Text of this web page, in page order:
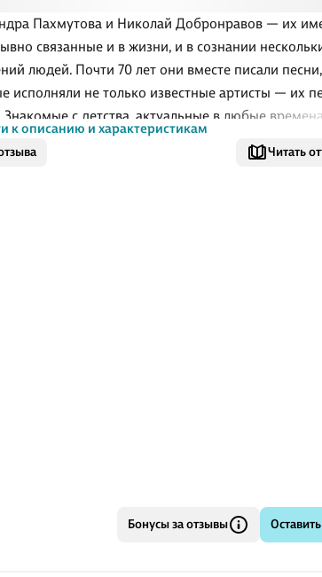
Читать
Пахмутова и Николай Добронравов — их
связанные и в жизни, и в сознании
людей. Почти 70 лет они вместе писали песни,
исполняли не только известные артисты — их
Знакомые с детства, актуальные в любые
сегодня
шагают по всей России: "Мелодия", "Нежность",
к описанию и характеристикам
Бонусы за отзывы